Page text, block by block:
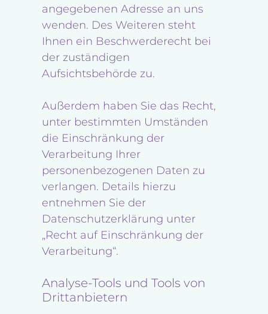
angegebenen Adresse an uns
wenden. Des Weiteren steht
Ihnen ein Beschwerderecht bei
der zuständigen
Aufsichtsbehörde zu.
Außerdem haben Sie das Recht,
unter bestimmten Umständen
die Einschränkung der
Verarbeitung Ihrer
personenbezogenen Daten zu
verlangen. Details hierzu
entnehmen Sie der
Datenschutzerklärung unter
„Recht auf Einschränkung der
Verarbeitung“.
Analyse-Tools und Tools von
Drittanbietern